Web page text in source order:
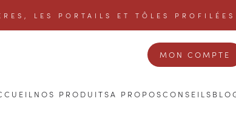
LES PORTAILS ET TÔLES PROFILÉES
MON COMPTE
NOS PRODUITSA PROPOSCONSEILS